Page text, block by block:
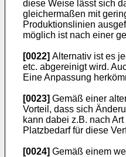
diese Weise lässt sich
gleichermaßen mit
Produktionslinien
möglich ist nach einer
[0022] Alternativ ist es
etc. abgereinigt wird.
Eine Anpassung
[0023] Gemäß einer
Vorteil, dass sich
kann dabei z.B. nach
Platzbedarf für diese
[0024] Gemäß einem